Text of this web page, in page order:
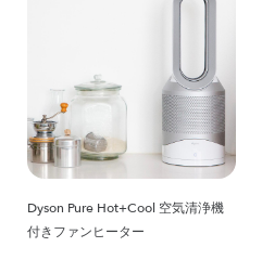
Dyson Pure Hot+Cool 空気清浄機
付きファンヒーター